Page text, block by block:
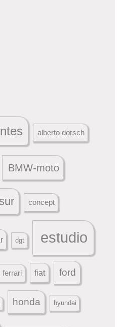
alberto dorsch
BMW-moto
concept
dgt estudio
ferrari fiat ford
honda hyundai